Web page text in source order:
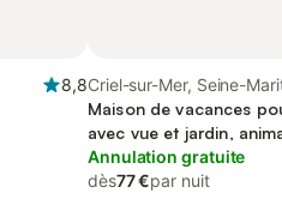
8,8Criel-sur-Mer, Seine-
Maison de vacances
avec vue et jardin,
Annulation gratuite
dès77 €par nuit